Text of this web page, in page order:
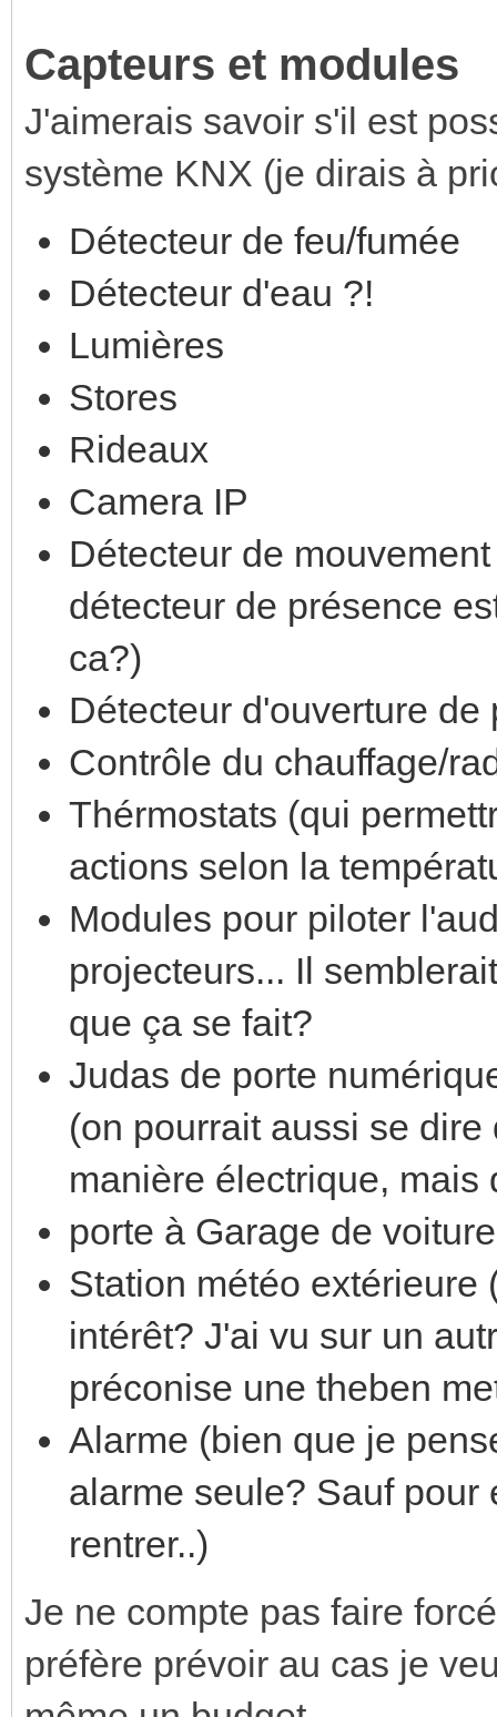
Capteurs et modules
J'aimerais savoir s'il est
système KNX (je dirais à
Détecteur de feu/fumée
Détecteur d'eau ?!
Lumières
Stores
Rideaux
Camera IP
Détecteur de
détecteur de présence
ca?)
Détecteur d'ouverture de
Contrôle du chauffage/
Thérmostats (qui
actions selon la
Modules pour piloter
projecteurs... Il
que ça se fait?
Judas de porte
(on pourrait aussi se
manière électrique, mais
porte à Garage de
Station météo extérieure
intérêt? J'ai vu sur un
préconise une theben
Alarme (bien que je
alarme seule? Sauf pour
rentrer..)
Je ne compte pas faire
préfère prévoir au cas je